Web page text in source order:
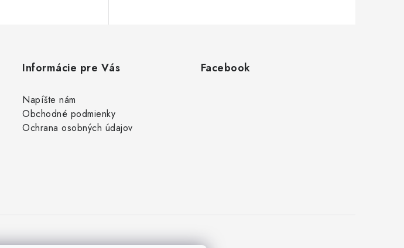
Informácie pre Vás
Napíšte nám
Obchodné podmienky
Ochrana osobných údajov
Facebook